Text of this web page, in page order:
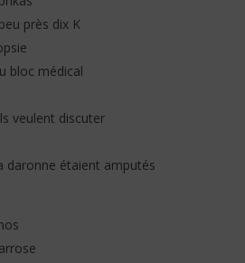
près dix K
bloc médical
veulent discuter
daronne étaient amputés